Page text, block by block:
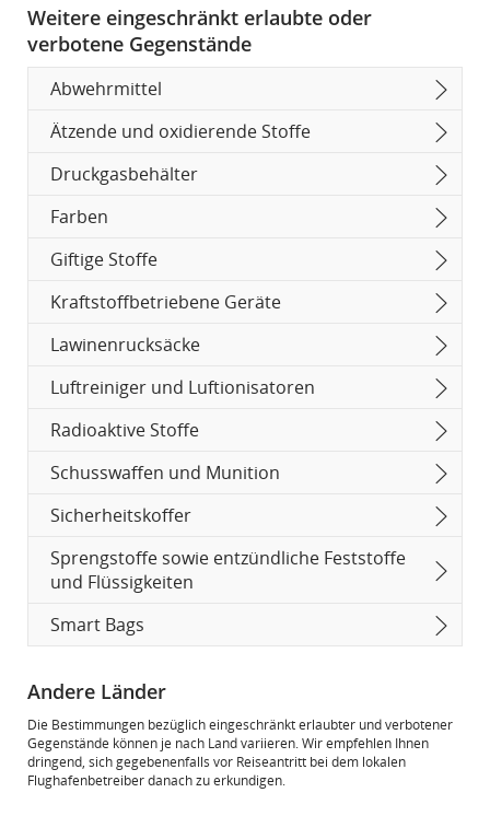
Weitere eingeschränkt erlaubte oder
verbotene Gegenstände
Abwehrmittel
Ätzende und oxidierende Stoffe
Druckgasbehälter
Farben
Giftige Stoffe
Kraftstoffbetriebene Geräte
Lawinenrucksäcke
Luftreiniger und Luftionisatoren
Radioaktive Stoffe
Schusswaffen und Munition
Sicherheitskoffer
Sprengstoffe sowie entzündliche Feststoffe
und Flüssigkeiten
Smart Bags
Andere Länder
Die Bestimmungen bezüglich eingeschränkt erlaubter und verbotener
Gegenstände können je nach Land variieren. Wir empfehlen Ihnen
dringend, sich gegebenenfalls vor Reiseantritt bei dem lokalen
Flughafenbetreiber danach zu erkundigen.